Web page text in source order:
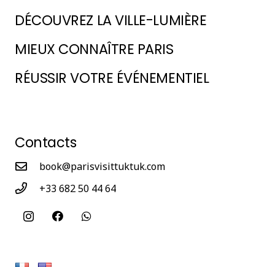
DÉCOUVREZ LA VILLE-LUMIÈRE
MIEUX CONNAÎTRE PARIS
RÉUSSIR VOTRE ÉVÉNEMENTIEL
Contacts
book@parisvisittuktuk.com
+33 682 50 44 64